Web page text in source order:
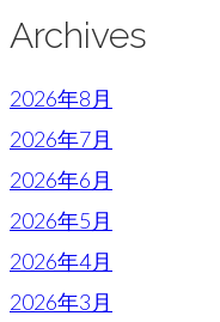
Archives
2026年8月
2026年7月
2026年6月
2026年5月
2026年4月
2026年3月